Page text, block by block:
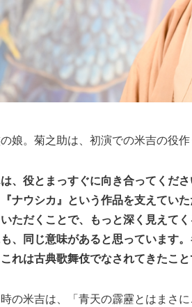
娘。菊之助は、初演での米吉の役作
、役とまっすぐに向き合ってくだ
ナウシカ』という作品を支えてい
ただくことで、もっと深く見えて
、同じ意味があると思っています
れは古典歌舞伎でなされてきたこと
の米吉は、「青天の霹靂とはまさに